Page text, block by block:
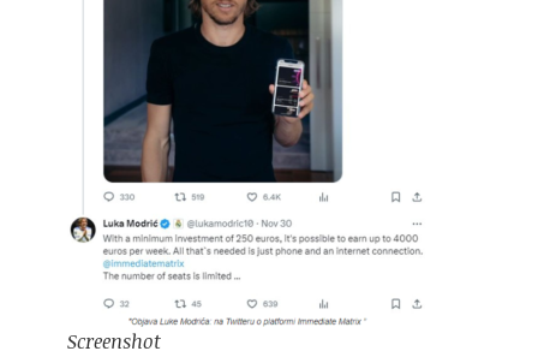
Screenshot